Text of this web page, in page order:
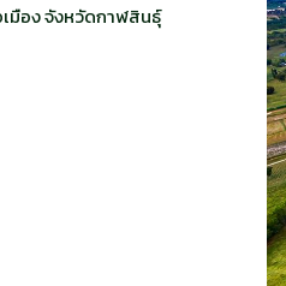
มือง จังหวัดกาฬสินธุ์